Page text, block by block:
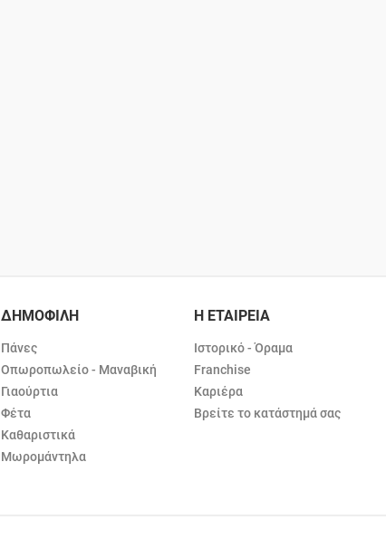
ΔΗΜΟΦΙΛΗ
Πάνες
Οπωροπωλείο - Μαναβική
Γιαούρτια
Φέτα
Καθαριστικά
Μωρομάντηλα
Η ΕΤΑΙΡΕΙΑ
Ιστορικό - Όραμα
Franchise
Καριέρα
Βρείτε το κατάστημά σας